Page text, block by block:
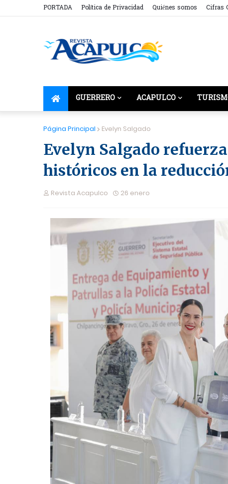
PORTADA Política de Privacidad Quiénes somos Cifras
GUERRERO ACAPULCO
Página Principal Evelyn Salgado
Evelyn Salgado
históricos en la
Revista Acapulco 26 enero